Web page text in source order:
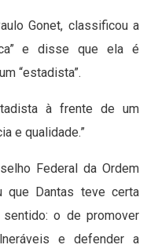
Gonet, classificou a
e disse que ela é
“estadista”.
à frente de um
e qualidade.”
Federal da Ordem
que Dantas teve certa
o de promover
e defender a